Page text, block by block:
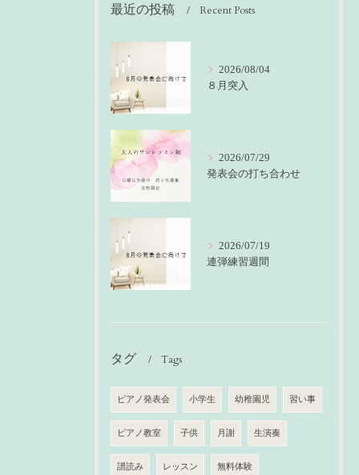
最近の投稿 Recent Posts
2026/08/04
８月突入
2026/07/29
発表会の打ち合わせ
2026/07/19
連弾練習週間
タグ Tags
ピアノ発表会 小学生 幼稚園児 習い事
ピアノ教室 子供 月謝 生演奏
譜読み レッスン 無料体験